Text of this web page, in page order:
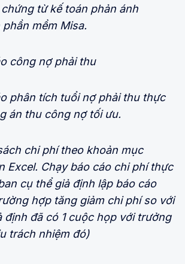
từ kế toán phản ánh
mềm Misa.
công nợ phải thu
phân tích tuổi nợ phải thu thực
án thu công nợ tối ưu.
chi phí theo khoản mục
Excel. Chạy báo cáo chi phí thực
cụ thể giả định lập báo cáo
hợp tăng giảm chi phí so với
định đã có 1 cuộc họp với trưởng
trách nhiệm đó)